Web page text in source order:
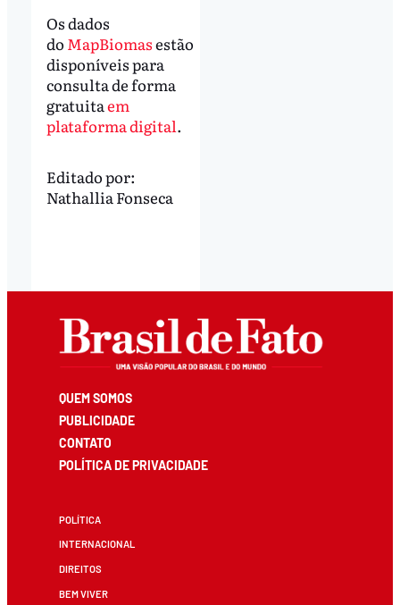
Os dados
do MapBiomasestão
disponíveis para
consulta de forma
gratuitaem
plataforma digital.
Editado por:
Nathallia Fonseca
QUEM SOMOS
PUBLICIDADE
CONTATO
POLÍTICA DE PRIVACIDADE
POLÍTICA
INTERNACIONAL
DIREITOS
BEM VIVER